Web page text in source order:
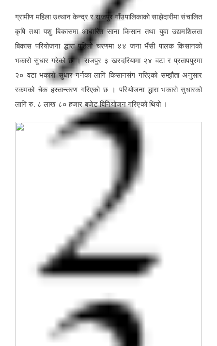
ग्रामीण महिला उत्थान केन्द्र र राजपुर गाँउपालिकाको साझेदारीमा संचालित
कृषि तथा पशु बिकासमा आधारित साना किसान तथा युवा उद्यमशिलता
बिकास परियोजना द्धारा पहिलो चरणमा ४४ जना भैंसी पालक किसानको
भकारो सुधार गरेको छ । राजपुर ३ खरदरियामा २४ वटा र प्रतापपुरमा
२० वटा भकारो सुधार गर्नका लागि किसानसंग गरिएको सम्झौता अनुसार
रकमको चेक हस्तान्तरण गरिएको छ । परियोजना द्धारा भकारो सुधारको
लागि रु. ८ लाख ८० हजार बजेट बिनियोजन गरिएको थियो ।